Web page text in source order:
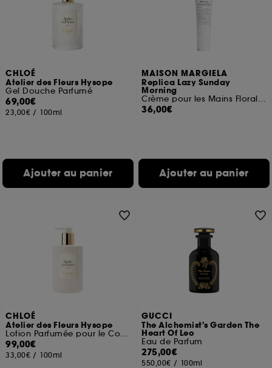
CHLOÉ
Atelier des Fleurs Hysope
Gel Douche Parfumé
69,00€
23,00€ / 100ml
Ajouter au panier
MAISON MARGIELA
Replica Lazy Sunday
Morning
Crème pour les Mains Florale Musquée
36,00€
Ajouter au panier
CHLOÉ
Atelier des Fleurs Hysope
Lotion Parfumée pour le Corps
99,00€
33,00€ / 100ml
GUCCI
The Alchemist's Garden The
Heart Of Leo
Eau de Parfum
275,00€
550,00€ / 100ml